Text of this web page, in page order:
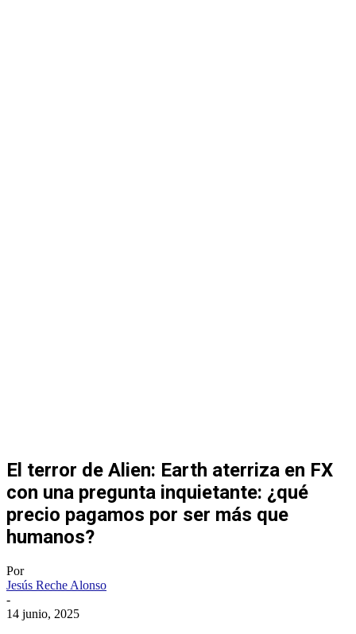
El terror de Alien: Earth aterriza en FX
con una pregunta inquietante: ¿qué
precio pagamos por ser más que
humanos?
Por
Jesús Reche Alonso
-
14 junio, 2025